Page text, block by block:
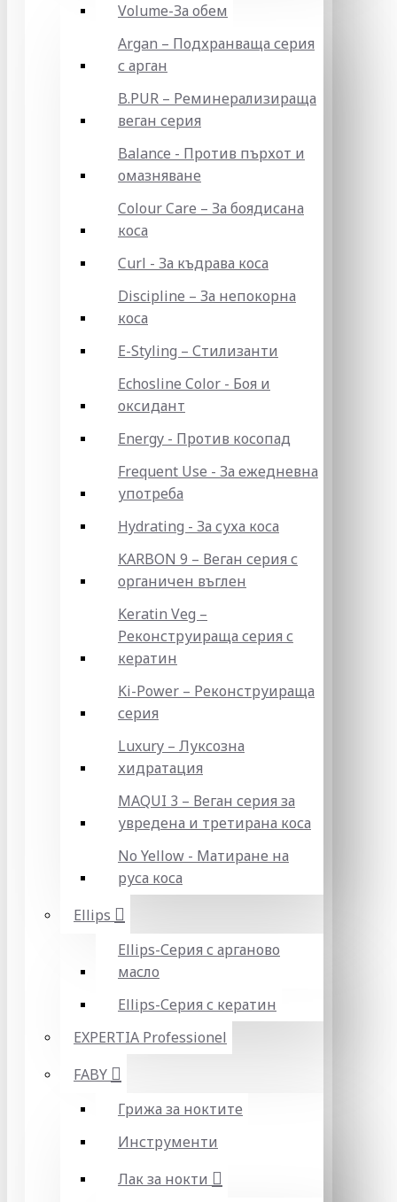
Volume-За обем
Argan – Подхранваща серия
с арган
B.PUR – Реминерализираща
веган серия
Balance - Против пърхот и
омазняване
Colour Care – За боядисана
коса
Curl - За къдрава коса
Discipline – За непокорна
коса
E-Styling – Стилизанти
Echosline Color - Боя и
оксидант
Energy - Против косопад
Frequent Use - За ежедневна
употреба
Hydrating - За суха коса
KARBON 9 – Веган серия с
органичен въглен
Keratin Veg –
Реконструираща серия с
кератин
Ki-Power – Реконструираща
серия
Luxury – Луксозна
хидратация
MAQUI 3 – Веган серия за
увредена и третирана коса
No Yellow - Матиране на
руса коса
Ellips
Ellips-Серия с арганово
масло
Ellips-Серия с кератин
EXPERTIA Professionel
FABY
Грижа за ноктите
Инструменти
Лак за нокти